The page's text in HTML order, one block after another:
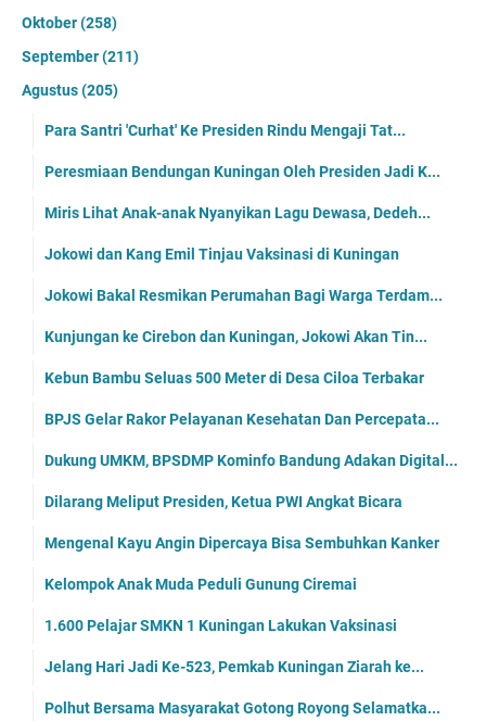
Oktober(258)
September(211)
Agustus(205)
Para Santri 'Curhat' Ke Presiden Rindu Mengaji Tat...
Peresmiaan Bendungan Kuningan Oleh Presiden Jadi K...
Miris Lihat Anak-anak Nyanyikan Lagu Dewasa, Dedeh...
Jokowi dan Kang Emil Tinjau Vaksinasi di Kuningan
Jokowi Bakal Resmikan Perumahan Bagi Warga Terdam...
Kunjungan ke Cirebon dan Kuningan, Jokowi Akan Tin...
Kebun Bambu Seluas 500 Meter di Desa Ciloa Terbakar
BPJS Gelar Rakor Pelayanan Kesehatan Dan Percepata...
Dukung UMKM, BPSDMP Kominfo Bandung Adakan Digital...
Dilarang Meliput Presiden, Ketua PWI Angkat Bicara
Mengenal Kayu Angin Dipercaya Bisa Sembuhkan Kanker
Kelompok Anak Muda Peduli Gunung Ciremai
1.600 Pelajar SMKN 1 Kuningan Lakukan Vaksinasi
Jelang Hari Jadi Ke-523, Pemkab Kuningan Ziarah ke...
Polhut Bersama Masyarakat Gotong Royong Selamatka...